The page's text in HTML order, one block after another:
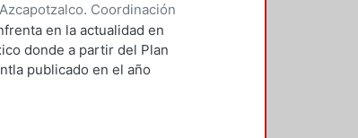
Coordinación
Kassandra;Díaz
en la actualidad en
donde a partir del Plan
publicado en el año